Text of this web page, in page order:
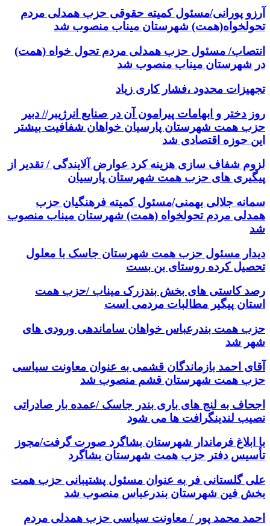
آرزو پورانی/مسئول کمیته حقوقی حزب همدلی مردم
تحولخواه(همت) شهرستان میناب منصوب شد
انتصاب/ مسئول حزب همدلی مردم تحول خواه (همت)
در شهرستان میناب منصوب شد
تجهیزات محدود ،فشار کاری زیاد
روز دختر و ابهامات پیرامون آن در صنایع انرژیبر// دبیر
حزب همت شهرستان پارسیان خواهان شفافیت بیشتر
این حوزه اقتصادی شد
لزوم شفاف سازی هزینه کرد عوارض آلایندگی / تقدیر از
پیگیری های حزب همت شهرستان پارسیان
سمانه جلالی بهمنی/مسئول کمیته فرهنگیان حزب
همدلی مردم تحولخواه (همت) شهرستان میناب منصوب
شد
دیدار مسئول حزب همت شهرستان جاسک با معلول
تحصیل کرده روستای بن بست
رصد کاستی های بخش بندزرک میناب /حزب همت
استان پیگیر مطالبات مردمی است
حزب همت بندرعباس خواهان ساماندهی ورودی های
شهر شد
آقای احمد بازماندگان قشمی به عنوان معاونت سیاسی
حزب همت شهرستان قشم منصوب شد
اجحاف به لنج های باری بندر جاسک /عمده بار صادراتی
نصیب لندینگرافت ها می شود
با ابلاغ فرماندار شهرستان بشاگرد صورت گرفت/مجوز
تأسیس دفتر حزب همت شهرستان بشاگرد
علی گلستانی فر به عنوان مسئول پشتیبانی حزب همت
بخش فین شهرستان بندرعباس منصوب شد
احمد محمد پور / معاونت سیاسی حزب همدلی مردم